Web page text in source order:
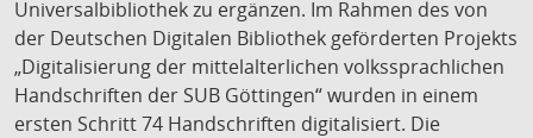
Universalbibliothek zu ergänzen. Im Rahmen des von
der Deutschen Digitalen Bibliothek geförderten Projekts
„Digitalisierung der mittelalterlichen volkssprachlichen
Handschriften der SUB Göttingen“ wurden in einem
ersten Schritt 74 Handschriften digitalisiert. Die